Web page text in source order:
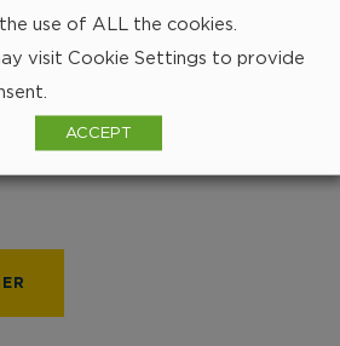
252 px
use of ALL the cookies.
visit Cookie Settings to provide
ACCEPT